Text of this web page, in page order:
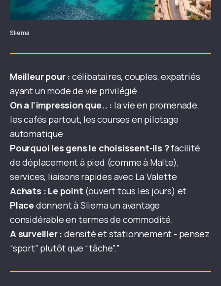
Sliema
Meilleur pour : célibataires, couples, expatriés
ayant un mode de vie privilégié
On a l'impression que.. : la vie en promenade,
les cafés partout, les courses en pilotage
automatique
Pourquoi les gens le choisissent-ils ?facilité
de déplacement à pied (comme à Malte),
services, liaisons rapides avec La Valette
Achats : Le point (ouvert tous les jours) et
Place donnent à Sliema un avantage
considérable en termes de commodité.
A surveiller : densité et stationnement - pensez
“sport” plutôt que “tâche”.”